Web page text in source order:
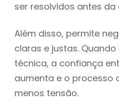
ser resolvidos antes da
Além disso, permite
claras e justas.
técnica, a confiança
aumenta e o processo
menos tensão.